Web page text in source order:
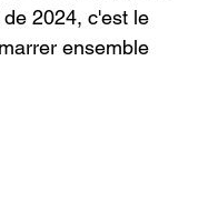
2024, c'est le
ensemble